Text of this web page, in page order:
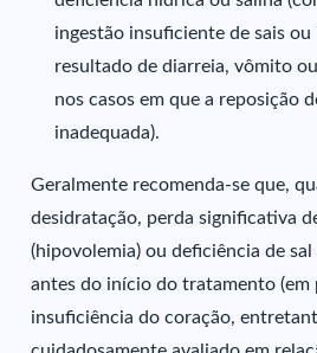
ingestão insuficiente de sais
resultado de diarreia, vômito
nos casos em que a reposição
inadequada).
Geralmente recomenda-se que,
desidratação, perda significativa
(hipovolemia) ou deficiência de
antes do início do tratamento (em
insuficiência do coração,